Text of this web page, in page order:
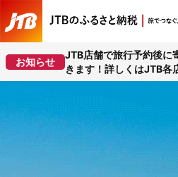
お知らせ
JTB店舗で旅行予約後に
きます！詳しくはJTB各